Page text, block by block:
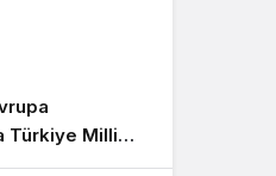
seçin.
Türkiye Milli
etti